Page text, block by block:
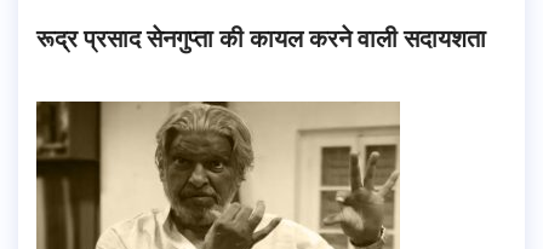
रूद्र प्रसाद सेनगुप्ता की कायल करने वाली सदायशता